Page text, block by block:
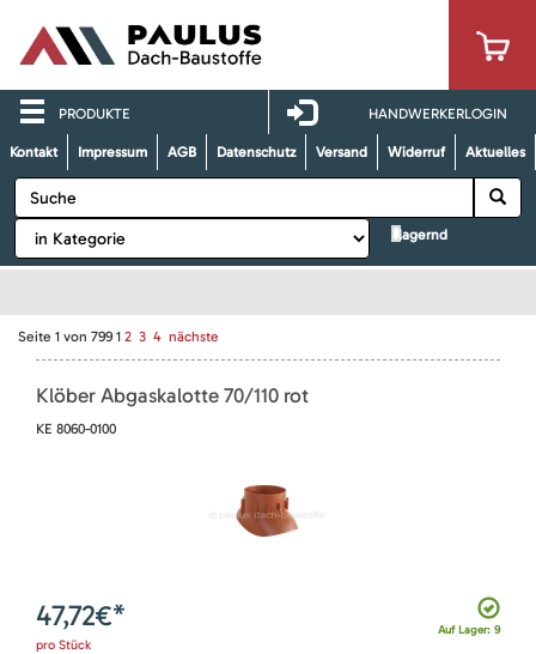
PRODUKTE HANDWERKERLOGIN
Kontakt Impressum AGB Datenschutz Versand Widerruf Aktuelles
lagernd
Seite 1 von 799 1 2 3 4 nächste
Klöber Abgaskalotte 70/110 rot
KE 8060-0100
Auf Lager: 9
47,72€*
pro Stück